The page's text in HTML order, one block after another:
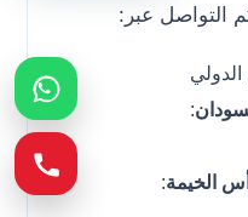
التواصل عبر:
:
الخيمة: